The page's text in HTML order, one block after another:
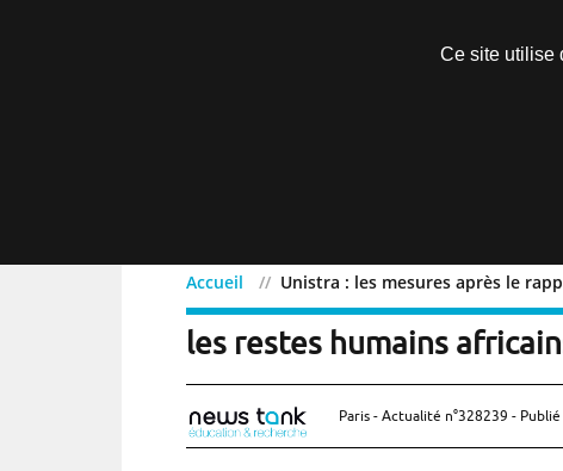
Accueil Unistra : les mesures après le
Unistra : les mesures
les restes humains
Paris - Actualité n°328239 - Publié
Ce site utilise